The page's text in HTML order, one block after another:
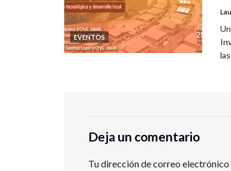
EVENTOS
Deja un comentario
Tu dirección de correo electrónico